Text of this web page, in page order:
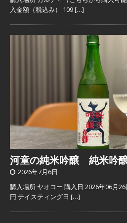
入金額（税込み） 109[…]
河童の純米吟醸 純米吟
2026年7月6日
購入場所 ヤオコー 購入日 2026年06月
円 テイスティング日 […]